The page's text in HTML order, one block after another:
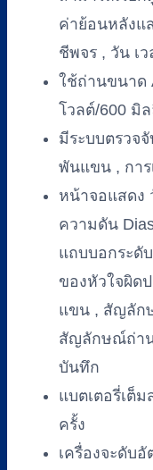
ค่าย้อนหลังแ
ชีพจร , วัน เ
ใช้ถ่านขนาด
โวลต์/600 มิ
มีระบบตรวจ
พันแขน , กา
หน้าจอแสดง
ความดัน
แถบบอกระดั
ของหัวใจผิด
แขน , สัญลัก
สัญลักษณ์ถ่า
บันทึก
แบตเตอรี่เต็
ครั้ง
เครื่องจะดับ